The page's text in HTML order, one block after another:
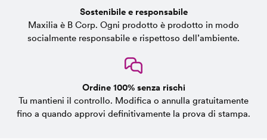
Sostenibile e responsabile
Maxilia è B Corp. Ogni prodotto è prodotto in modo
socialmente responsabile e rispettoso dell’ambiente.
Ordine 100% senza rischi
Tu mantieni il controllo. Modifica o annulla gratuitamente
fino a quando approvi definitivamente la prova di stampa.